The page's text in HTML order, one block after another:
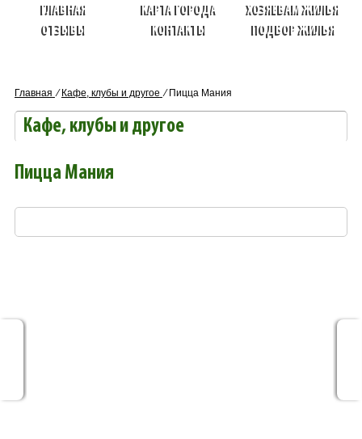
ГЛАВНАЯ КАРТА ГОРОДА
ХОЗЯЕВАМ ЖИЛЬЯ
ОТЗЫВЫ
КОНТАКТЫ ПОДБОР ЖИЛЬЯ
Главная ⁄ Кафе, клубы и другое ⁄ Пицца Мания
Кафе, клубы и другое
Пицца Мания